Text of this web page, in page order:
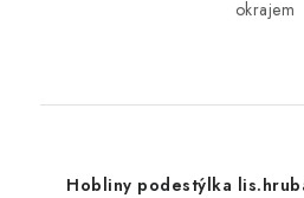
okrajem
Hobliny podestýlka